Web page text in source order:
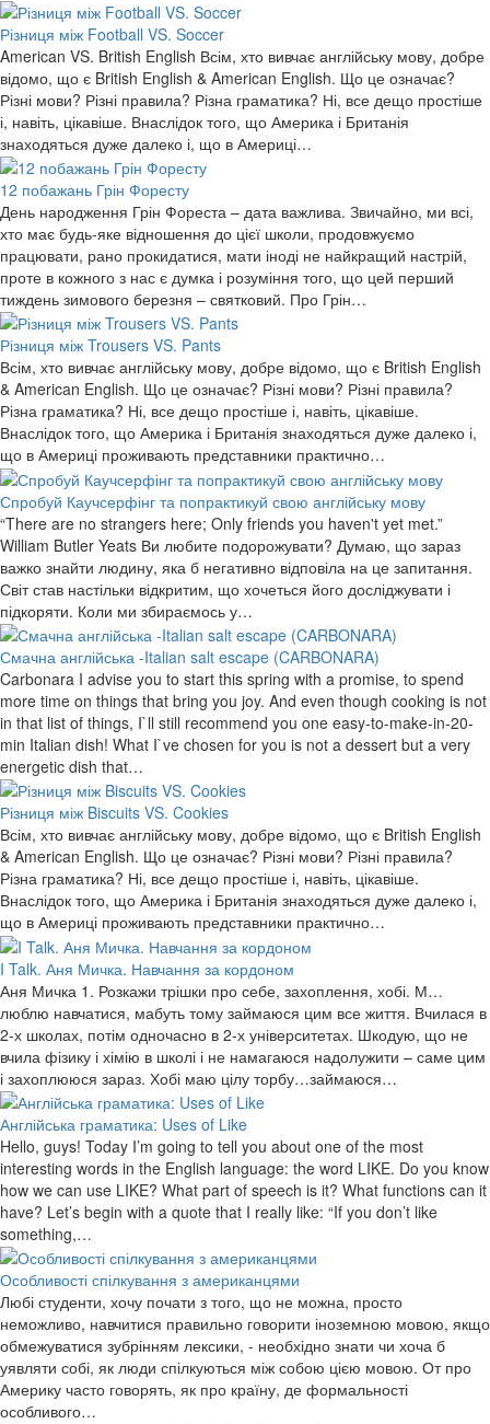
Різниця між Football VS. Soccer
American VS. British English Всім, хто вивчає англійську мову, добре
відомо, що є British English & American English. Що це означає?
Різні мови? Різні правила? Різна граматика? Ні, все дещо простіше
і, навіть, цікавіше. Внаслідок того, що Америка і Британія
знаходяться дуже далеко і, що в Америці…
12 побажань Грін Форесту
День народження Грін Фореста – дата важлива. Звичайно, ми всі,
хто має будь-яке відношення до цієї школи, продовжуємо
працювати, рано прокидатися, мати іноді не найкращий настрій,
проте в кожного з нас є думка і розуміння того, що цей перший
тиждень зимового березня – святковий. Про Грін…
Різниця між Trousers VS. Pants
Всім, хто вивчає англійську мову, добре відомо, що є British English
& American English. Що це означає? Різні мови? Різні правила?
Різна граматика? Ні, все дещо простіше і, навіть, цікавіше.
Внаслідок того, що Америка і Британія знаходяться дуже далеко і,
що в Америці проживають представники практично…
Спробуй Каучсерфінг та попрактикуй свою англійську мову
“There are no strangers here; Only friends you haven't yet met.”
William Butler Yeats Ви любите подорожувати? Думаю, що зараз
важко знайти людину, яка б негативно відповіла на це запитання.
Світ став настільки відкритим, що хочеться його досліджувати і
підкоряти. Коли ми збираємось у…
Смачна англійська -Italian salt escape (CARBONARA)
Carbonara I advise you to start this spring with a promise, to spend
more time on things that bring you joy. And even though cooking is not
in that list of things, I`ll still recommend you one easy-to-make-in-20-
min Italian dish! What I`ve chosen for you is not a dessert but a very
energetic dish that…
Різниця між Biscuits VS. Cookies
Всім, хто вивчає англійську мову, добре відомо, що є British English
& American English. Що це означає? Різні мови? Різні правила?
Різна граматика? Ні, все дещо простіше і, навіть, цікавіше.
Внаслідок того, що Америка і Британія знаходяться дуже далеко і,
що в Америці проживають представники практично…
I Talk. Аня Мичка. Навчання за кордоном
Аня Мичка 1. Розкажи трішки про себе, захоплення, хобі. М…
люблю навчатися, мабуть тому займаюся цим все життя. Вчилася в
2-х школах, потім одночасно в 2-х університетах. Шкодую, що не
вчила фізику і хімію в школі і не намагаюся надолужити – саме цим
і захоплююся зараз. Хобі маю цілу торбу…займаюся…
Англійська граматика: Uses of Like
Hello, guys! Today I’m going to tell you about one of the most
interesting words in the English language: the word LIKE. Do you know
how we can use LIKE? What part of speech is it? What functions can it
have? Let’s begin with a quote that I really like: “If you don’t like
something,…
Особливості спілкування з американцями
Любі студенти, хочу почати з того, що не можна, просто
неможливо, навчитися правильно говорити іноземною мовою, якщо
обмежуватися зубрінням лексики, - необхідно знати чи хоча б
уявляти собі, як люди спілкуються між собою цією мовою. От про
Америку часто говорять, як про країну, де формальності
особливого…